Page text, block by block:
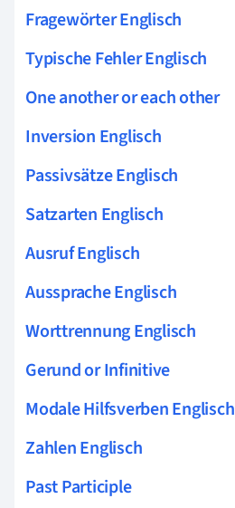
Fragewörter Englisch
Typische Fehler Englisch
One another or each other
Inversion Englisch
Passivsätze Englisch
Satzarten Englisch
Ausruf Englisch
Aussprache Englisch
Worttrennung Englisch
Gerund or Infinitive
Modale Hilfsverben Englisch
Zahlen Englisch
Past Participle